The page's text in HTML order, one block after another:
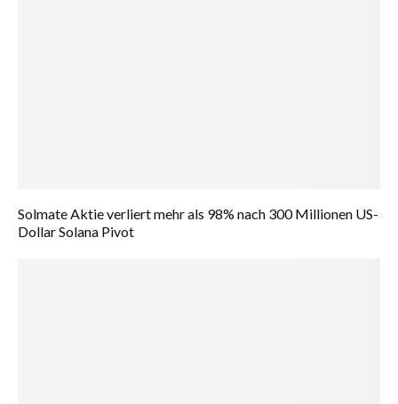
Solmate Aktie verliert mehr als 98% nach 300 Millionen US-
Dollar Solana Pivot